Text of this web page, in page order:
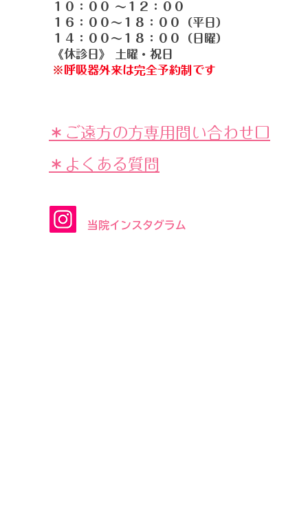
１０：００ 〜１２：００
１６：００〜１８：００（平日）
１４：００〜１８：００（日曜）
《休診日》 土曜・祝日
​​※ 呼吸器外来は完全予約制です
＊ご遠方の方専用問い合わせ口
​​＊よくある質問
​当院インスタグラム